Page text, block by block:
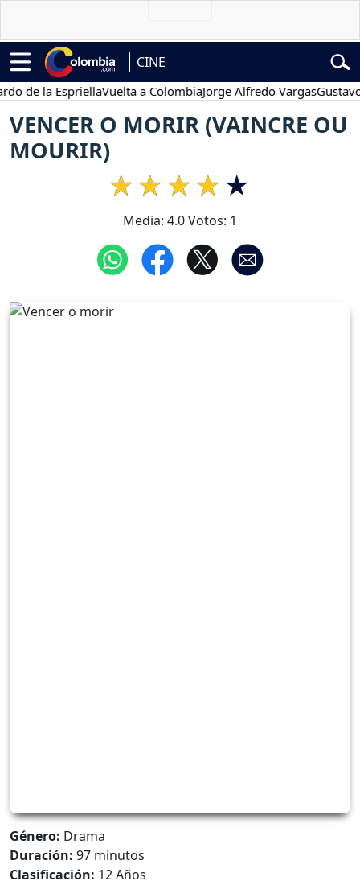
CINE
la EspriellaVuelta a ColombiaJorge Alfredo VargasGustavo
VENCER O MORIR (VAINCRE OU
MOURIR)
Media: 4.0Votos: 1
Género: Drama
Duración: 97 minutos
Clasificación: 12 Años